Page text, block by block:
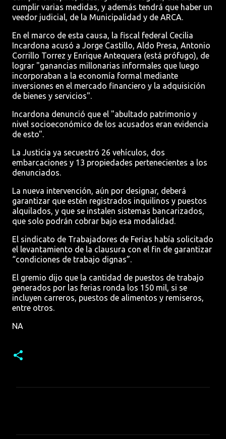
cumplir varias medidas, y además tendrá que haber un
veedor judicial, de la Municipalidad y de ARCA.
En el marco de esta causa, la fiscal federal Cecilia
Incardona acusó a Jorge Castillo, Aldo Presa, Antonio
Corrillo Torrez y Enrique Antequera (está prófugo), de
lograr "ganancias millonarias informales que luego
incorporaban a la economía formal mediante
inversiones en el mercado financiero y la adquisición
de bienes y servicios".
Incardona denunció que el "abultado patrimonio y
nivel socioeconómico de los acusados eran evidencia
de esto".
La Justicia ya secuestró 26 vehículos, dos
embarcaciones y 13 propiedades pertenecientes a los
denunciados.
La nueva intervención, aún por designar, deberá
garantizar que estén registrados inquilinos y puestos
alquilados, y que se instalen sistemas bancarizados,
que solo podrán cobrar bajo esa modalidad.
El sindicato de Trabajadores de Ferias había solicitado
el levantamiento de la clausura con el fin de garantizar
“condiciones de trabajo dignas”.
El gremio dijo que la cantidad de puestos de trabajo
generados por las ferias ronda los 150 mil, si se
incluyen carreros, puestos de alimentos y remiseros,
entre otros.
NA